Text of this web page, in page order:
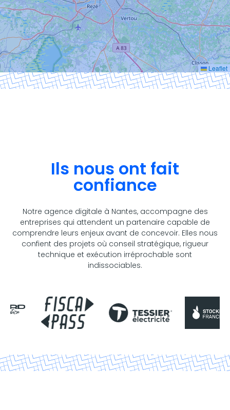
Leaflet
Ils nous ont fait
confiance
Notre agence digitale à Nantes, accompagne des
entreprises qui attendent un partenaire capable de
comprendre leurs enjeux avant de concevoir. Elles nous
confient des projets où conseil stratégique, rigueur
technique et exécution irréprochable sont
indissociables.